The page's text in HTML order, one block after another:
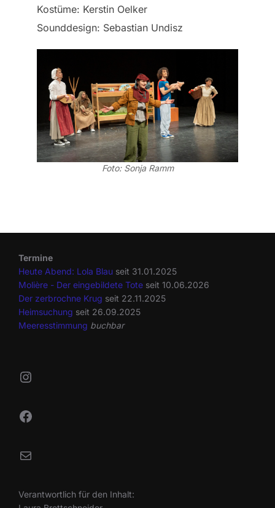
Kostüme: Kerstin Oelker
Sounddesign: Sebastian Undisz
Foto: Sonja Ramm
Termine
Heute Abend: Lola Blau seit 31.01.2025
Molière - Der eingebildete Tote seit 10.06.2026
Der zerbrochne Krug seit 22.11.2025
Heimsuchung seit 26.09.2025
Meeresstimmung buchbar
Instagram
Facebook
Mail
Verantwortlich für den Inhalt: